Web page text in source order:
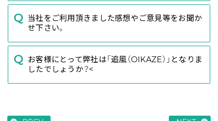
当社をご利用頂きました感想やご意見等をお聞か
せ下さい。
お客様にとって弊社は「追風（OIKAZE）」となりま
したでしょうか？<